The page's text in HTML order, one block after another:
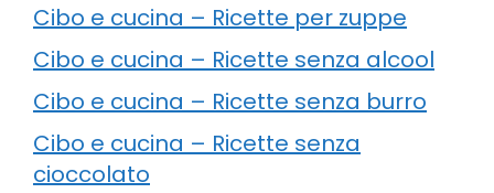
Cibo e cucina – Ricette per zuppe
Cibo e cucina – Ricette senza alcool
Cibo e cucina – Ricette senza burro
Cibo e cucina – Ricette senza
cioccolato